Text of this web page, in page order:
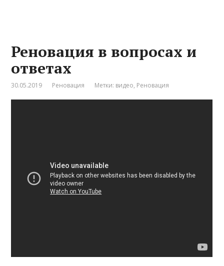
Реновация в вопросах и
ответах
30.05.2019 Реновация Метки: видео, Реновация